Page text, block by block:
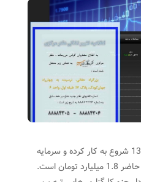
کارگزاری ایران سهم در سال 1373 شروع به کار کرده و سرمایه
ثبت و پرداخت شده آن در حال حاضر 1.8 میلیارد تومان است.